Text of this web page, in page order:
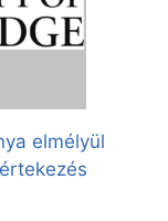
elmélyül